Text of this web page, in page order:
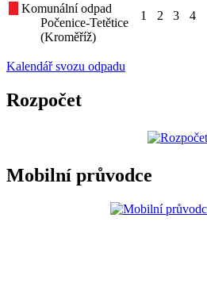
Komunální odpad
Počenice-Tetětice
(Kroměříž)
1 2 3 4
Kalendář svozu odpadu
Rozpočet
Mobilní průvodce